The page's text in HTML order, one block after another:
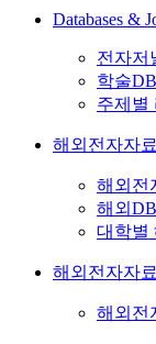
Databases &
전자저
학술
주제별
해외전자자
해외전
해외
대학별
해외전자자
해외전